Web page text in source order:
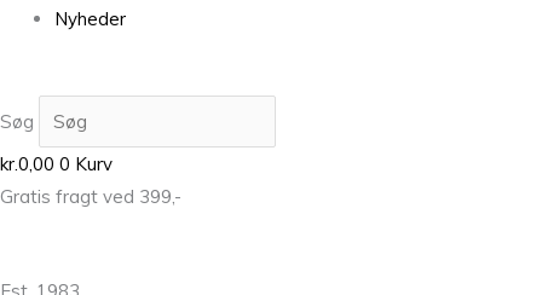
Nyheder
Søg
kr.0,00 0 Kurv
Gratis fragt ved 399,-
Est. 1983